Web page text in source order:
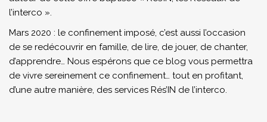
l’interco ».
Mars 2020 : le confinement imposé, c’est aussi l’occasion
de se redécouvrir en famille, de lire, de jouer, de chanter,
d’apprendre… Nous espérons que ce blog vous permettra
de vivre sereinement ce confinement… tout en profitant,
d’une autre manière, des services Rés’IN de l’interco.